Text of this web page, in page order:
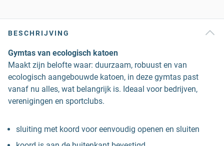
BESCHRIJVING
Gymtas van ecologisch katoen
Maakt zijn belofte waar: duurzaam, robuust en van
ecologisch aangebouwde katoen, in deze gymtas past
vanaf nu alles, wat belangrijk is. Ideaal voor bedrijven,
verenigingen en sportclubs.
sluiting met koord voor eenvoudig openen en sluiten